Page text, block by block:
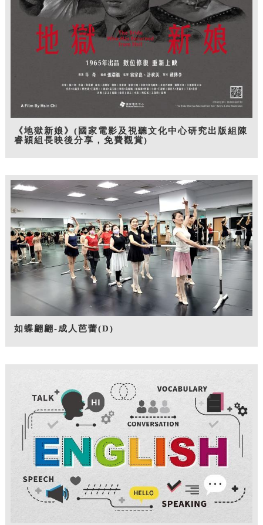
《地獄新娘》(國家電影及視聽文化中心研究出版組陳
睿穎組長映後分享，免費觀賞)
如蝶翩翩-成人芭蕾(D)